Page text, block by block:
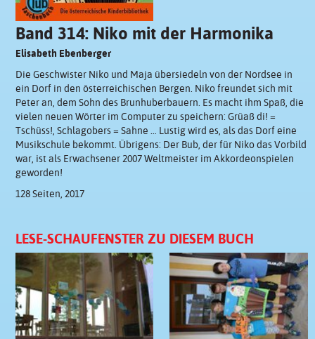
Band 314: Niko mit der Harmonika
Elisabeth Ebenberger
Die Geschwister Niko und Maja übersiedeln von der Nordsee in
ein Dorf in den österreichischen Bergen. Niko freundet sich mit
Peter an, dem Sohn des Brunhuberbauern. Es macht ihm Spaß, die
vielen neuen Wörter im Computer zu speichern: Grüaß di! =
Tschüss!, Schlagobers = Sahne … Lustig wird es, als das Dorf eine
Musikschule bekommt. Übrigens: Der Bub, der für Niko das Vorbild
war, ist als Erwachsener 2007 Weltmeister im Akkordeonspielen
geworden!
128 Seiten, 2017
LESE-SCHAUFENSTER ZU DIESEM BUCH